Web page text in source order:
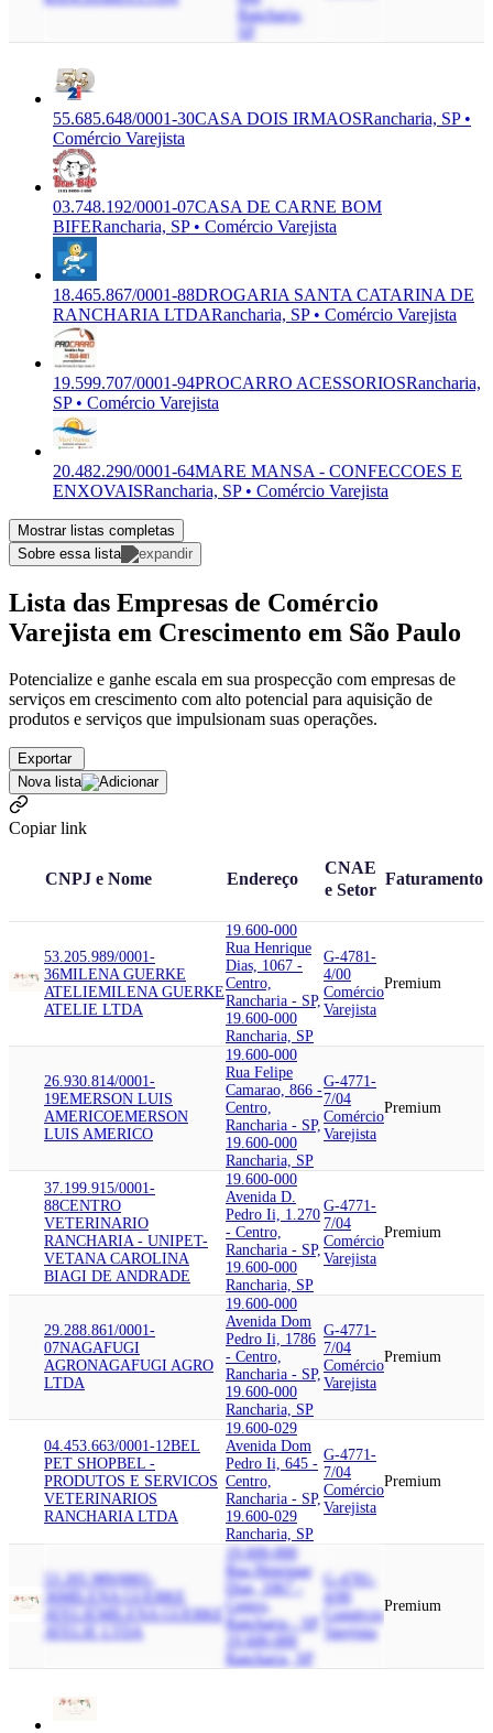
Rancharia,
55.685.648/0001-30CASA DOIS IRMAOSRancharia, SP •
Comércio Varejista
03.748.192/0001-07CASA DE CARNE BOM
BIFERancharia, SP • Comércio Varejista
18.465.867/0001-88DROGARIA SANTA CATARINA DE
RANCHARIA LTDARancharia, SP • Comércio Varejista
19.599.707/0001-94PROCARRO ACESSORIOSRancharia,
SP • Comércio Varejista
20.482.290/0001-64MARE MANSA - CONFECCOES E
ENXOVAISRancharia, SP • Comércio Varejista
Mostrar listas completas
Sobre essa lista
Lista das Empresas de Comércio
Varejista em Crescimento em São Paulo
Potencialize e ganhe escala em sua prospecção com empresas de
serviços em crescimento com alto potencial para aquisição de
produtos e serviços que impulsionam suas operações.
Exportar
Nova lista
Copiar link
CNPJ e Nome Endereço
CNAE
e Setor
Faturamento
53.205.989/0001-
36MILENA GUERKE
ATELIEMILENA GUERKE
ATELIE LTDA
19.600-000
Rua Henrique
Dias, 1067 -
Centro,
Rancharia - SP,
19.600-000
Rancharia, SP
G-4781-
4/00
Comércio
Varejista
Premium
26.930.814/0001-
19EMERSON LUIS
AMERICOEMERSON
LUIS AMERICO
19.600-000
Rua Felipe
Camarao, 866 -
Centro,
Rancharia - SP,
19.600-000
Rancharia, SP
G-4771-
7/04
Comércio
Varejista
Premium
37.199.915/0001-
88CENTRO
VETERINARIO
RANCHARIA - UNIPET-
VETANA CAROLINA
BIAGI DE ANDRADE
19.600-000
Avenida D.
Pedro Ii, 1.270
- Centro,
Rancharia - SP,
19.600-000
Rancharia, SP
G-4771-
7/04
Comércio
Varejista
Premium
29.288.861/0001-
07NAGAFUGI
AGRONAGAFUGI AGRO
LTDA
19.600-000
Avenida Dom
Pedro Ii, 1786
- Centro,
Rancharia - SP,
19.600-000
Rancharia, SP
G-4771-
7/04
Comércio
Varejista
Premium
04.453.663/0001-12BEL
PET SHOPBEL -
PRODUTOS E SERVICOS
VETERINARIOS
RANCHARIA LTDA
19.600-029
Avenida Dom
Pedro Ii, 645 -
Centro,
Rancharia - SP,
19.600-029
Rancharia, SP
G-4771-
7/04
Comércio
Varejista
Premium
53.205.989/0001-
36 MILENA GUERKE
ATELIE
MILENA GUERKE
ATELIE LTDA
19.600-000
Rua Henrique
Dias, 1067 -
Centro,
Rancharia - SP,
19.600-000
Rancharia, SP
G-4781-
4/00
Comércio
Varejista
Premium